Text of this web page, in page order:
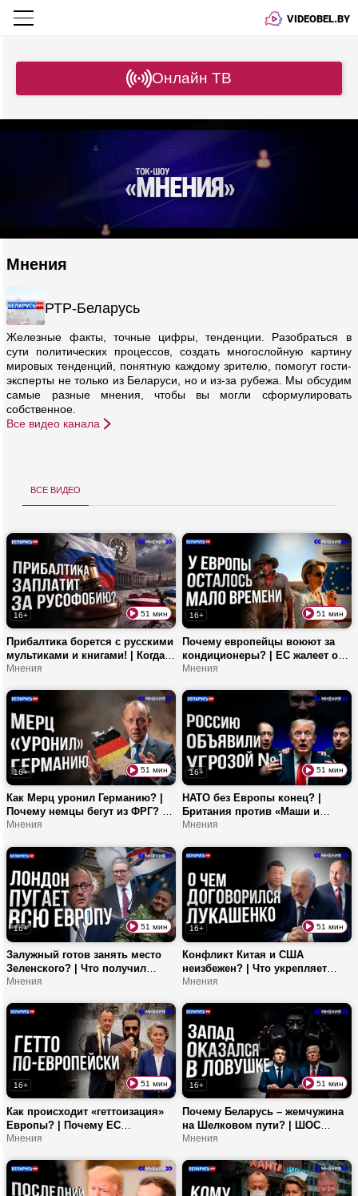
VIDEOBEL.BY
Онлайн ТВ
РТР-Беларусь
Мнения
Железные факты, точные цифры, тенденции. Разобраться в
сути политических процессов, создать многослойную картину
мировых тенденций, понятную каждому зрителю, помогут гости-
эксперты не только из Беларуси, но и из-за рубежа. Мы обсудим
самые разные мнения, чтобы вы могли сформулировать
собственное.
Все видео канала
все видео
16+ 51 мин
Прибалтика борется с русскими
мультиками и книгами! | Когда
прибалты стали русофобами? |
Европе!
Мнения
16+ 51 мин
Почему европейцы воюют за
кондиционеры? | ЕС жалеет о
зеленой повестке? | Как жара
Мнения
16+ 51 мин
Как Мерц уронил Германию? |
Почему немцы бегут из ФРГ? |
Кто управляет Германией?
Мнения
16+ 51 мин
НАТО без Европы конец? |
Британия против «Маши и
Медведя» | ЕС готов к войне с
Мнения
16+ 51 мин
Залужный готов занять место
Зеленского? | Что получил
Лондон после Brexit? | Кто
Мнения
16+ 51 мин
Конфликт Китая и США
неизбежен? | Что укрепляет
дружбу Лукашенко и Си
государство выдерживает
давление Европы?
Мнения
16+ 51 мин
Как происходит «геттоизация»
Европы? | Почему ЕС
высылает мигрантов обратно? |
Мнения
16+ 51 мин
Почему Беларусь – жемчужина
на Шелковом пути? | ШОС
обгоняет Запад? | В чем
организации сотрудничества?
Мнения